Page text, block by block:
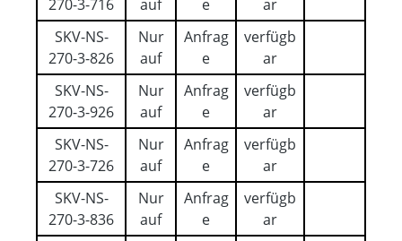
270-3-716 auf e
ar
SKV-NS-
270-3-826
Nur
auf
Anfrag
e
verfügb
ar
SKV-NS-
270-3-926
Nur
auf
Anfrag
e
verfügb
ar
SKV-NS-
270-3-726
Nur
auf
Anfrag
e
verfügb
ar
SKV-NS-
270-3-836
Nur
auf
Anfrag
e
verfügb
ar